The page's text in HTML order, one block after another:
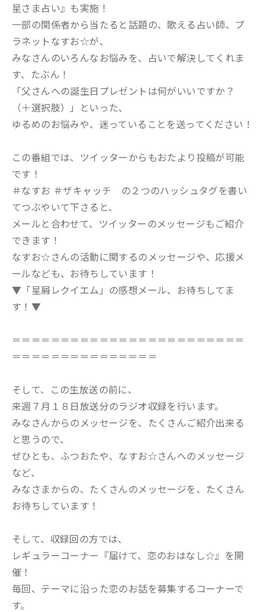
星さま占い』も実施！
一部の関係者から当たると話題の、歌える占い師、プ
ラネットなすお☆が、
みなさんのいろんなお悩みを、占いで解決してくれま
す、たぶん！
「父さんへの誕生日プレゼントは何がいいですか？
（＋選択肢）」といった、
ゆるめのお悩みや、迷っていることを送ってください！
この番組では、ツイッターからもおたより投稿が可能
です！
＃なすお ＃ザキャッチ の２つのハッシュタグを書い
てつぶやいて下さると、
メールと合わせて、ツイッターのメッセージもご紹介
できます！
なすお☆さんの活動に関するのメッセージや、応援メ
ールなども、お待ちしています！
▼「星屑レクイエム」の感想メール、お待ちしてま
す！▼
＝＝＝＝＝＝＝＝＝＝＝＝＝＝＝＝＝＝＝＝＝＝＝＝
＝＝＝＝＝＝＝＝＝＝＝＝＝＝＝
そして、この生放送の前に、
来週７月１８日放送分のラジオ収録を行います。
みなさんからのメッセージを、たくさんご紹介出来る
と思うので、
ぜひとも、ふつおたや、なすお☆さんへのメッセージ
など、
みなさまからの、たくさんのメッセージを、たくさん
お待ちしています！
そして、収録回の方では、
レギュラーコーナー『届けて、恋のおはなし☆』を開
催！
毎回、テーマに沿った恋のお話を募集するコーナーで
す。